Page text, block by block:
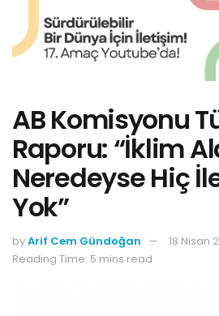
AB Komisyonu
Raporu: “İklim
Neredeyse Hiç
Yok”
byArif Cem Gündoğan
18 Nisan
Reading Time: 5 mins read